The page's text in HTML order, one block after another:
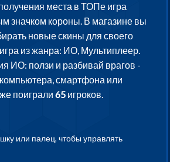
места в ТОПе игра
значком короны. В магазине вы
новые скины для своего
из жанра: ИО, Мультиплеер.
ИО: ползи и разбивай врагов -
смартфона или
поиграли65 игроков.
или палец, чтобы управлять